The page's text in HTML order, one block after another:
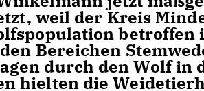
weil der Kreis
betroffen
Bereichen
durch den Wolf in
hielten die